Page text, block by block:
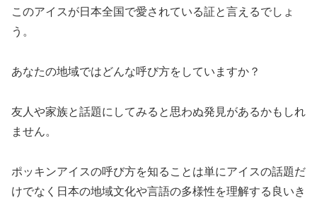
このアイスが日本全国で愛されている証と言えるでしょ
う。
あなたの地域ではどんな呼び方をしていますか？
友人や家族と話題にしてみると思わぬ発見があるかもしれ
ません。
ポッキンアイスの呼び方を知ることは単にアイスの話題だ
けでなく日本の地域文化や言語の多様性を理解する良いき